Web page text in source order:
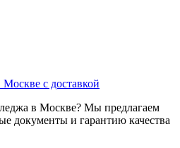
с доставкой
в Москве? Мы предлагаем
документы и гарантию качества